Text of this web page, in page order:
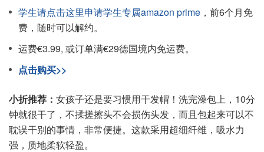
学生请点击这里申请学生专属amazon prime ，前6个月免
费，随时可以解约。
运费€3.99, 或订单满€29德国境内免运费。
点击购买>>
小折推荐： 女孩子还是要习惯用干发帽！洗完澡包上，10分
钟就很干了，不揉搓擦头不会损伤头发，而且包起来可以不
耽误干别的事情，非常便捷。这款采用超细纤维，吸水力
强，质地柔软轻盈。